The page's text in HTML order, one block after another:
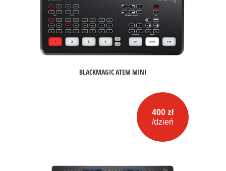
BLACKMAGIC ATEM MINI
400 zł
/dzień